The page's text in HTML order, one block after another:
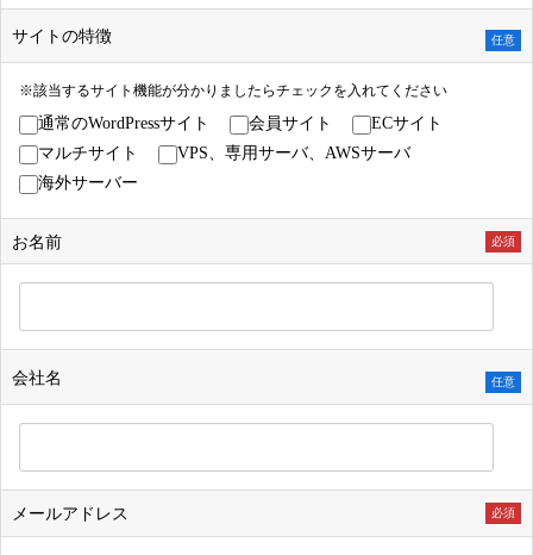
サイトの特徴 任意
※該当するサイト機能が分かりましたらチェックを入れてください
通常のWordPressサイト 会員サイト
ECサイト
マルチサイト
VPS、専用サーバ、AWSサーバ
海外サーバー
お名前 必須
会社名 任意
メールアドレス 必須